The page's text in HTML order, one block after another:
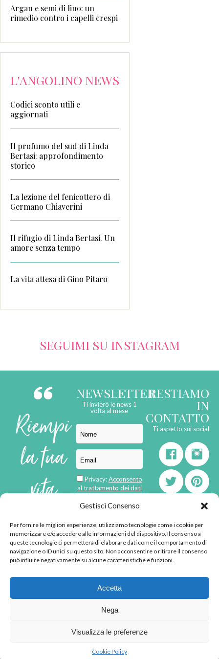
Gestisci Consenso
Per fornire le migliori esperienze, utilizziamo tecnologie come i cookie per
memorizzare e/o accedere alle informazioni del dispositivo. Il consenso a
queste tecnologie ci permetterà di elaborare dati come il comportamento di
navigazione o ID unici su questo sito. Non acconsentire o ritirare il consenso
può influire negativamente su alcune caratteristiche e funzioni.
Accetta
Nega
Visualizza le preferenze
Cookie Policy
Argan e semi di lino: un
rimedio contro i capelli crespi
L'ANGOLINO NEWS
Codici sconto utili e
aggiornati
Il profumo del sud di Linda
Bertasi: approfondimento
storico
La lezione del fenicottero di
Germano Chiaverini
Il rifugio di Linda Bertasi. Un
amore senza tempo
La vita attesa di Gino Pitaro
SEGUIMI SU INSTAGRAM
Riempi
la tua
vita
di
emozioni
P.IVA 02592570036 -
NEWSLETTER
Ti invierò le news 1
volta al mese
Privacy:Acconsento
al trattamento dei dati
RESTIAMO
IN
CONTATTO
Ti aspetto sui social
born inMaMaStudiOs